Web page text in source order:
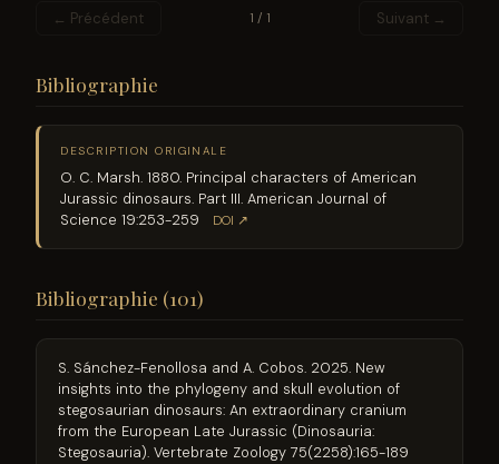
← Précédent 1 / 1 Suivant →
Bibliographie
DESCRIPTION ORIGINALE
O. C. Marsh. 1880. Principal characters of American
Jurassic dinosaurs. Part III. American Journal of
Science 19:253-259
DOI ↗
Bibliographie (101)
S. Sánchez-Fenollosa and A. Cobos. 2025. New
insights into the phylogeny and skull evolution of
stegosaurian dinosaurs: An extraordinary cranium
from the European Late Jurassic (Dinosauria:
Stegosauria). Vertebrate Zoology 75(2258):165-189